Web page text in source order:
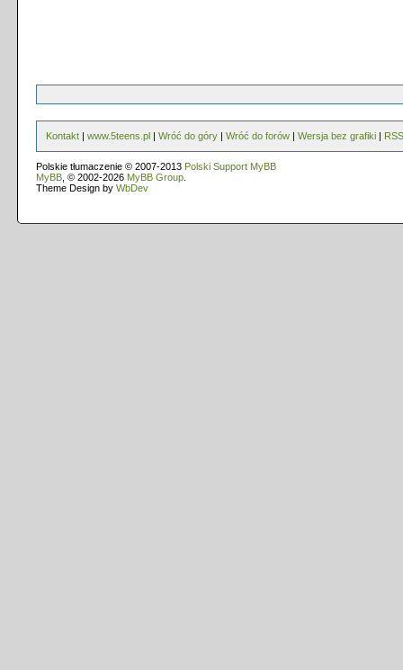
Kontakt | www.5teens.pl | Wróć do góry | Wróć do forów | Wersja bez grafiki | RSS
Polskie tłumaczenie © 2007-2013 Polski Support MyBB
MyBB , © 2002-2026 MyBB Group
Theme Design by WbDev